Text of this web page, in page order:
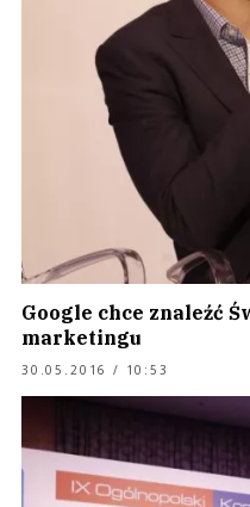
Google chce znaleźć
marketingu
30.05.2016 / 10:53